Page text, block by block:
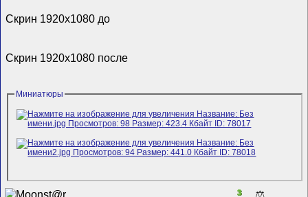
Скрин 1920x1080 до
Скрин 1920x1080 после
Миниатюры
3 ⚖️